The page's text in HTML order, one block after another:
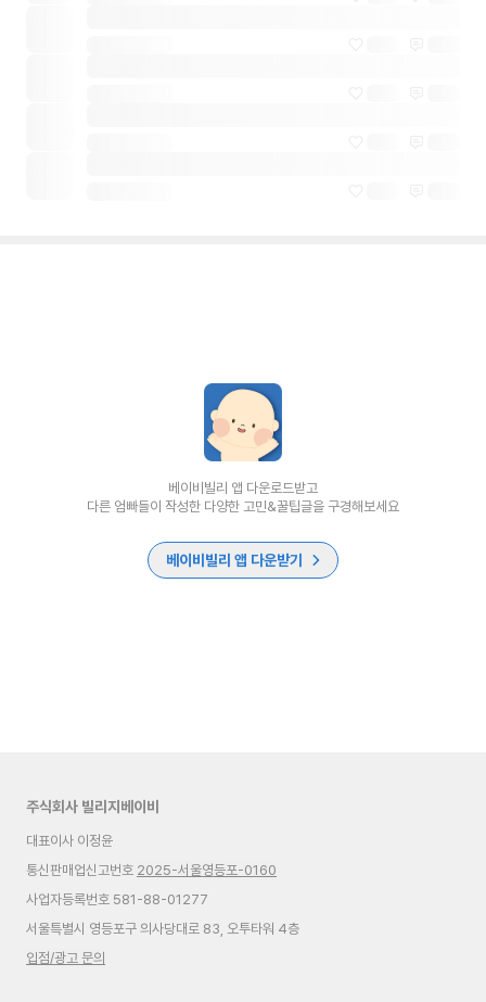
베이비빌리 앱 다운로드받고
다른 엄빠들이 작성한 다양한 고민&꿀팁글을 구경해보세요
베이비빌리 앱 다운받기
주식회사 빌리지베이비
대표이사 이정윤
통신판매업신고번호 2025-서울영등포-0160
사업자등록번호 581-88-01277
서울특별시 영등포구 의사당대로 83, 오투타워 4층
입점/광고 문의